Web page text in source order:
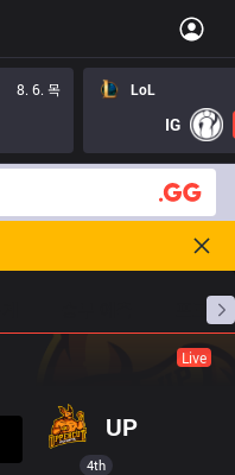
8. 6. 목
LoL
IG
프로빌
Live
UP
4th